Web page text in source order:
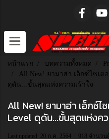
หน้าแรก บทความทั้งหมด
All New! ยามาฮ่า เอ็กซ์ไซเตอ
ดุดัน...ขั้นสุดแห่งความเร้าใจ
All New! ยามาฮ่า เอ็กซ์ไ
Level ดุดัน...ขั้นสุดแห่งคว
Last updated: 20 ก.ค. 2564 918 จำนวน